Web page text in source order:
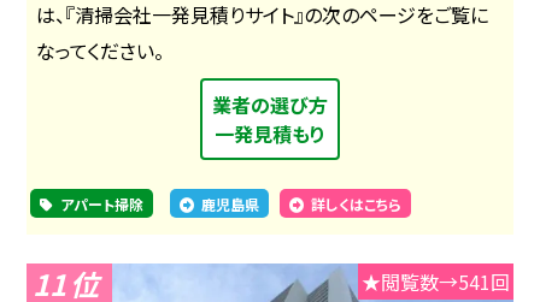
は、『清掃会社一発見積りサイト』の次のページをご覧に
なってください。
業者の選び方
一発見積もり
アパート掃除 鹿児島県 詳しくはこちら
11 ★閲覧数→541回